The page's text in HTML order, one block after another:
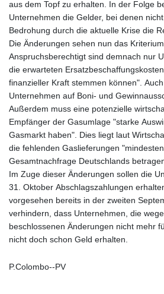
aus dem Topf zu erhalten. In der Folge
Unternehmen die Gelder, bei denen
Bedrohung durch die aktuelle Krise die
Die Änderungen sehen nun das
Anspruchsberechtigt sind demnach nur
die erwarteten
finanzieller Kraft stemmen können".
Unternehmen auf Boni- und
Außerdem muss eine potenzielle
Empfänger der Gasumlage "starke
Gasmarkt haben". Dies liegt laut
die fehlenden Gaslieferungen
Gesamtnachfrage Deutschlands
Im Zuge dieser Änderungen sollen die
31. Oktober Abschlagszahlungen
vorgesehen bereits in der zweiten
verhindern, dass Unternehmen, die
beschlossenen Änderungen nicht mehr
nicht doch schon Geld erhalten.
P.Colombo--PV